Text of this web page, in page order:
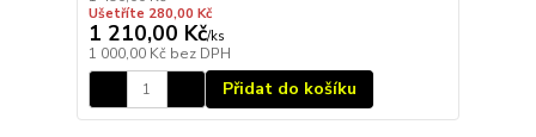
Ušetříte 280,00 Kč
1 210,00 Kč/ks
1 000,00 Kč bez DPH
Přidat do košíku